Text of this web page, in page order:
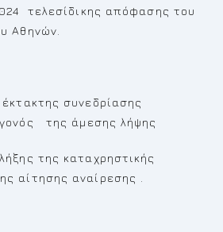
τελεσίδικης απόφασης του
Αθηνών.
συνεδρίασης
της άμεσης λήψης
της καταχρηστικής
αίτησης αναίρεσης .